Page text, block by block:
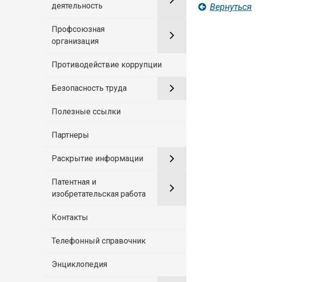
деятельность
Профсоюзная
организация
Противодействие коррупции
Безопасность труда
Полезные ссылки
Партнеры
Раскрытие информации
Патентная и
изобретательская работа
Контакты
Телефонный справочник
Энциклопедия
Вернуться